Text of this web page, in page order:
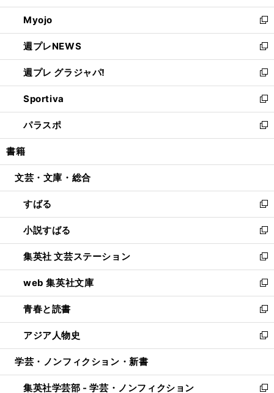
開
く
ウ
で
開
く
ン
ド
ウ
で
開
く
ウ
ィ
ン
ド
ウ
で
開
く
Myojo
新
し
い
ウ
ィ
ン
ド
ウ
で
開
週プレNEWS
新
し
い
ウ
ィ
ン
ド
ウ
開
週プレ グラジャパ!
新
し
い
ウ
ィ
ン
ウ
開
く
Sportiva
新
し
い
ウ
ン
ウ
で
開
く
パラスポ
新
し
ウ
ン
ド
ウ
で
開
く
書籍
文芸・文庫・総合
すばる
新
し
い
ウ
ィ
ン
ド
ウ
で
開
く
小説すばる
新
し
い
ウ
ィ
ン
ド
ウ
で
開
集英社 文芸ステーション
新
し
い
ウ
ィ
ン
ド
ウ
開
く
web 集英社文庫
新
し
い
ウ
ィ
ン
ウ
で
青春と読書
新
し
い
ウ
ン
ド
アジア人物史
新
し
ウ
ィ
学芸・ノンフィクション・新書
集英社学芸部 - 学芸・ノンフィクション
新